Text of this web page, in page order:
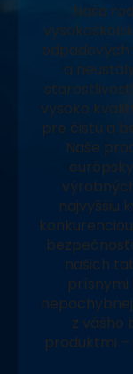
Naša
a
vysoko
pre čistú a
Naše
najvyššiu
našich
prísnymi
z vášho
produktmi –